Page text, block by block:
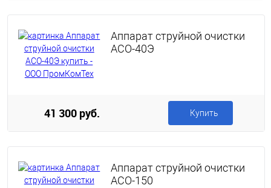
Аппарат струйной очистки
АСО-40Э
41 300 руб. Купить
Аппарат струйной очистки
АСО-150